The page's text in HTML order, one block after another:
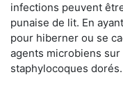
infections peuvent
punaise de lit. En
pour hiberner ou se
agents microbiens
staphylocoques dorés.